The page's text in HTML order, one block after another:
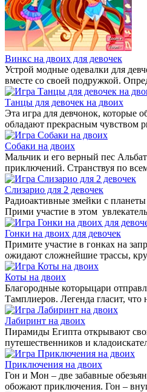
Винкс на двоих для девочек
Устрой модные одевалки для
вместе со своей подружкой.
Танцы для девочек на двоих
Эта игра для девчонок, которые
обладают прекрасным чувством
Собаки на двоих
Мальчик и его верный пес
приключений. Странствуя по
Слизарио для 2 девочек
Радиоактивные змейки с
Прими участие в этом
Гонки на двоих для девочек
Примите участие в гонках на
ожидают сложнейшие трассы,
Коты на двоих
Благородные которыцари
Тамплиеров. Легенда гласит, что
Лабиринт на двоих
Пирамиды Египта открывают
путешественников и
Приключения на двоих
Гон и Мон – две забавные
обожают приключения. Гон –